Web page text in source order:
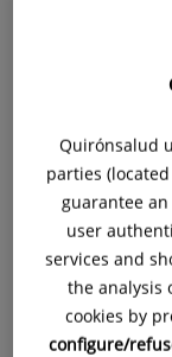
Pide cita con
Hospital
C/ Juan
28006
Quirónsalud
parties
guarantee
user
services and
the analysis
cookies by
configure/